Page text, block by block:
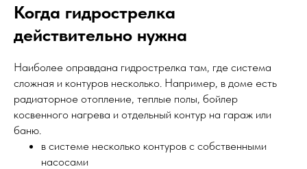
Когда гидрострелка
действительно нужна
Наиболее оправдана гидрострелка там, где система
сложная и контуров несколько. Например, в доме есть
радиаторное отопление, теплые полы, бойлер
косвенного нагрева и отдельный контур на гараж или
баню.
в системе несколько контуров с собственными
насосами